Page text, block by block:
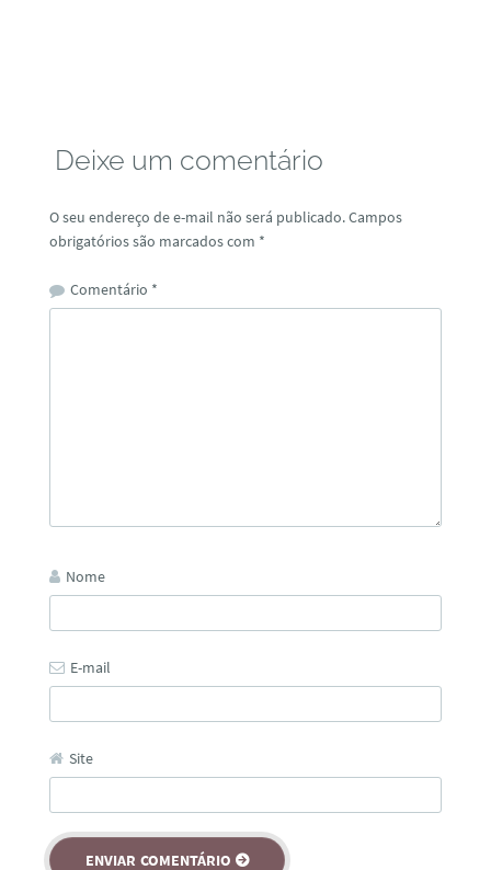
Deixe um comentário
O seu endereço de e-mail não será publicado.Campos
obrigatórios são marcados com *
Comentário *
Nome
E-mail
Site